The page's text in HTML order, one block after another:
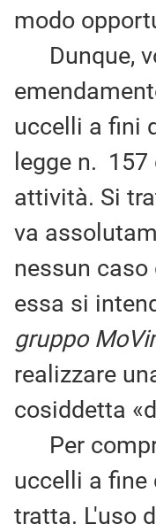
modo
Dunque,
uccelli a fini
legge n.
attività. Si
va
nessun
essa si
gruppo
realizzare
cosiddetta
Per
uccelli a fine
tratta. L'uso